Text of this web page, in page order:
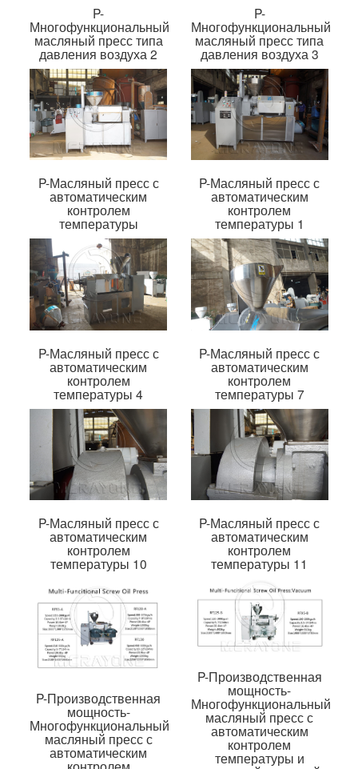
P-
Многофункциональный
масляный пресс типа
давления воздуха 2
P-Масляный пресс с
автоматическим
контролем
температуры
P-Масляный пресс с
автоматическим
контролем
температуры 4
P-Масляный пресс с
автоматическим
контролем
температуры 10
P-Производственная
мощность-
Многофункциональный
масляный пресс с
автоматическим
P-
Многофункциональный
масляный пресс типа
давления воздуха 3
P-Масляный пресс с
автоматическим
контролем
температуры 1
P-Масляный пресс с
автоматическим
контролем
температуры 7
P-Масляный пресс с
автоматическим
контролем
температуры 11
P-Производственная
мощность-
Многофункциональный
масляный пресс с
автоматическим
контролем
температуры и